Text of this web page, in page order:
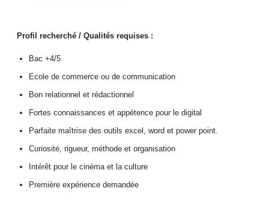
Profil recherché / Qualités requises :
Bac +4/5
Ecole de commerce ou de communication
Bon relationnel et rédactionnel
Fortes connaissances et appétence pour le digital
Parfaite maîtrise des outils excel, word et power point.
Curiosité, rigueur, méthode et organisation
Intérêt pour le cinéma et la culture
Première expérience demandée